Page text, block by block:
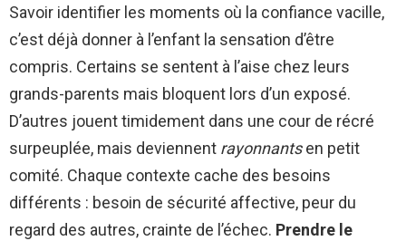
Savoir identifier les moments où la confiance vacille,
c’est déjà donner à l’enfant la sensation d’être
compris. Certains se sentent à l’aise chez leurs
grands-parents mais bloquent lors d’un exposé.
D’autres jouent timidement dans une cour de récré
surpeuplée, mais deviennent rayonnantsen petit
comité. Chaque contexte cache des besoins
différents : besoin de sécurité affective, peur du
regard des autres, crainte de l’échec. Prendre le